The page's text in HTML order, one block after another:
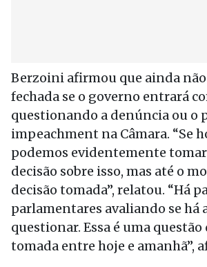
Berzoini afirmou que ainda não
fechada se o governo entrará
questionando a denúncia ou o
impeachment na Câmara. “Se
podemos evidentemente
decisão sobre isso, mas até o
decisão tomada”, relatou. “Há
parlamentares avaliando se há
questionar. Essa é uma questão
tomada entre hoje e amanhã”,